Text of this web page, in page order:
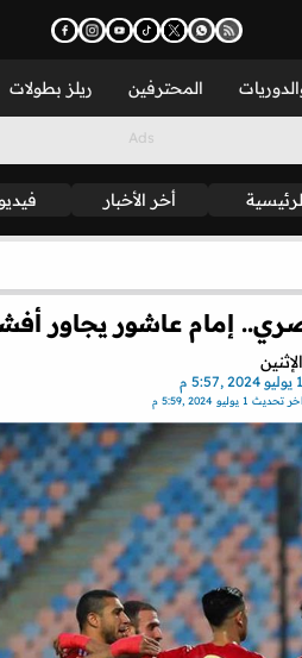
المحترفين ريلز بطولات
أخر الأخبار
إمام عاشور يجاور
الإثنين
1 يوليو 2024 ,5:57 م
اخر تحديث 1 يوليو 2024 ,5:59 م